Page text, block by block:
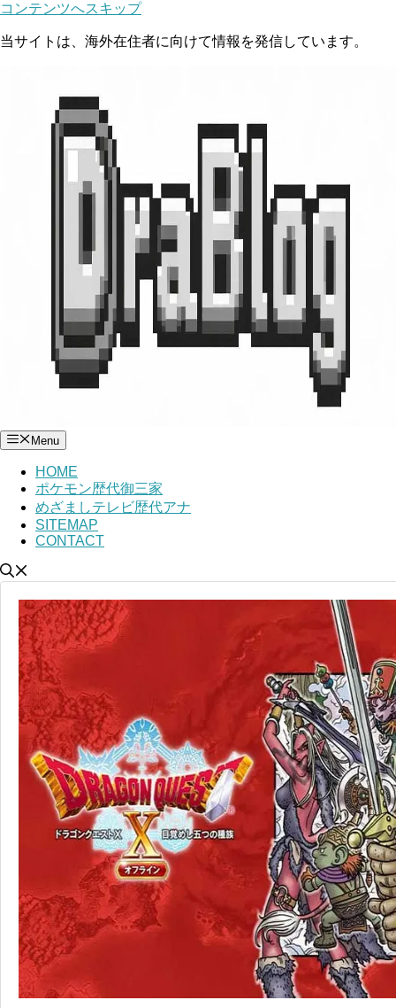
コンテンツへスキップ
当サイトは、海外在住者に向けて情報を発信しています。
Menu
HOME
ポケモン歴代御三家
めざましテレビ歴代アナ
SITEMAP
CONTACT